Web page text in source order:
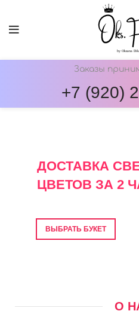
Заказы
+7 (920)
ДОСТАВКА
ЦВЕТОВ ЗА 2
ВЫБРАТЬ БУКЕТ
О